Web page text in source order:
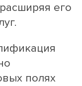
его
полях